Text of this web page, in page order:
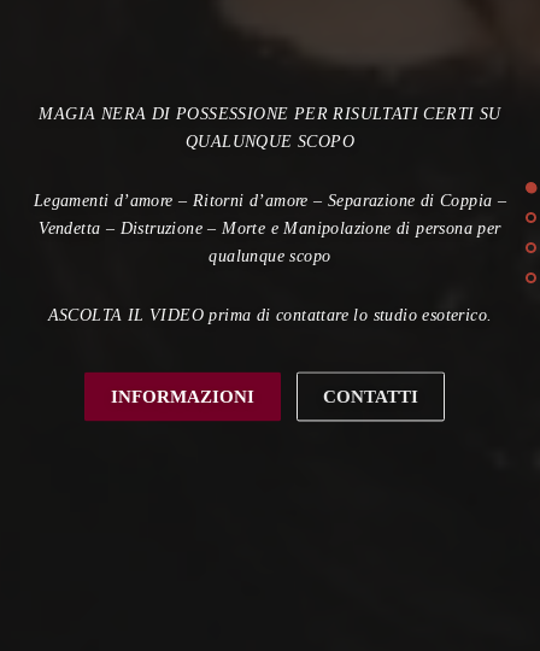
LA POSSESSIONE
MAGIA NERA DI POSSESSIONE PER RISULTATI CERTI SU
QUALUNQUE SCOPO
Legamenti d’amore – Ritorni d’amore – Separazione di Coppia –
Vendetta – Distruzione – Morte e Manipolazione di persona per
qualunque scopo
ASCOLTA IL VIDEO prima di contattare lo studio esoterico.
INFORMAZIONI CONTATTI